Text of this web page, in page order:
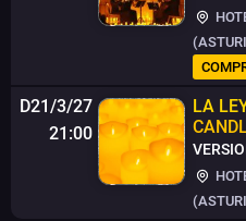
D21/3/27
21:00
LA